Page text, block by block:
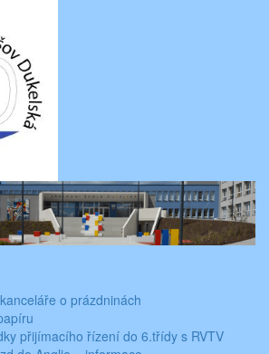
o prázdninách
přijímacího řízení do 6.třídy s RVTV